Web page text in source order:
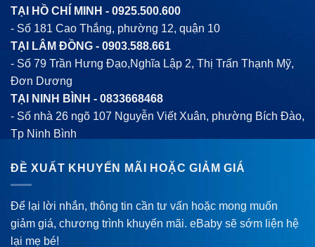
TẠI HỒ CHÍ MINH - 0925.500.600
- Số 181 Cao Thắng, phường 12, quận 10
TẠI LÂM ĐỒNG - 0903.588.661
- Số 79 Trần Hưng Đạo,Nghĩa Lập 2, Thị Trấn Thạnh Mỹ,
Đơn Dương
TẠI NINH BÌNH - 0833668468
- Số nhà 26 ngõ 107 Nguyễn Viết Xuân, phường Bích Đào,
Tp Ninh Bình
ĐỀ XUẤT KHUYẾN MÃI HOẶC GIẢM GIÁ
Để lại lời nhắn, thông tin cần tư vấn hoặc mong muốn
giảm giá, chương trình khuyến mãi. eBaby sẽ sớm liện hệ
lại mẹ bé!